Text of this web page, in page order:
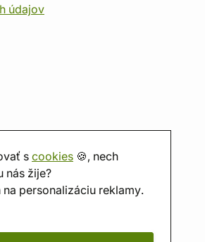
s cookies 🍪, nech
nás žije?
na personalizáciu reklamy.
údajov